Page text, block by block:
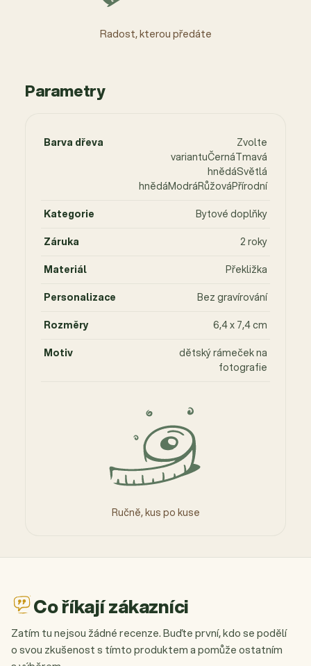
Radost, kterou předáte
Parametry
Ručně, kus po kuse
Barva dřeva
Zvolte
variantuČernáTmavá
hnědáSvětlá
hnědáModráRůžováPřírodní
Kategorie
Bytové doplňky
Záruka
2 roky
Materiál
Překližka
Personalizace
Bez gravírování
Rozměry
6,4 x 7,4 cm
Motiv
dětský rámeček na
fotografie
Co říkají zákazníci
Zatím tu nejsou žádné recenze. Buďte první, kdo se podělí
o svou zkušenost s tímto produktem a pomůže ostatním